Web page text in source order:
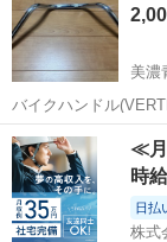
美濃
バイクハンドル
岐阜 大垣市
≪月
時
日払
株式